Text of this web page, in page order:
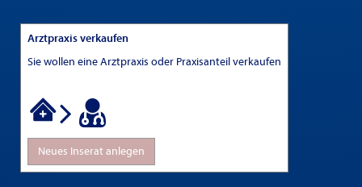
Arztpraxis verkaufen
Sie wollen eine Arztpraxis oder Praxisanteil verkaufen
Neues Inserat anlegen